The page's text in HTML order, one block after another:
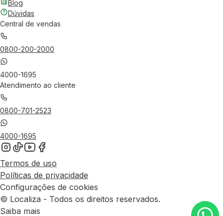
Blog
Dúvidas
Central de vendas
0800-200-2000
4000-1695
Atendimento ao cliente
0800-701-2523
4000-1695
Termos de uso
Políticas de privacidade
Configurações de cookies
© Localiza - Todos os direitos reservados.
Saiba mais